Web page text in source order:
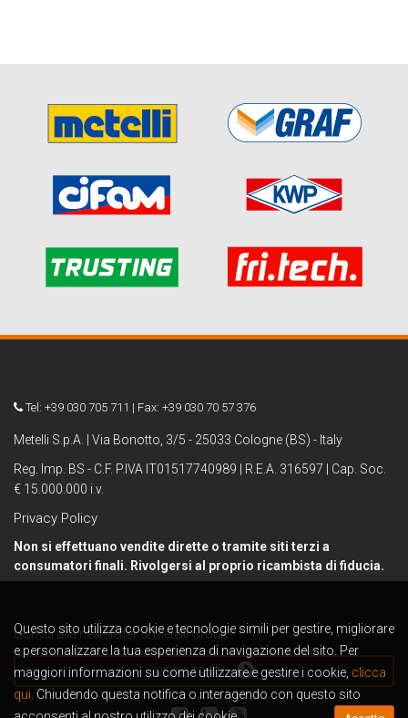
Tel: +39 030 705 711 | Fax: +39 030 70 57 376
Metelli S.p.A. | Via Bonotto, 3/5 - 25033 Cologne (BS) - Italy
Reg. Imp. BS - C.F. P.IVA IT01517740989 | R.E.A. 316597 | Cap. Soc.
€ 15.000.000 i.v.
Privacy Policy
Non si effettuano vendite dirette o tramite siti terzi a
consumatori finali. Rivolgersi al proprio ricambista di fiducia.
Iscriviti alla newsletter di Metelli Group
REGISTRATI
Questo sito utilizza cookie e tecnologie simili per gestire, migliorare
e personalizzare la tua esperienza di navigazione del sito. Per
maggiori informazioni su come utilizzare e gestire i cookie, clicca
qui. Chiudendo questa notifica o interagendo con questo sito